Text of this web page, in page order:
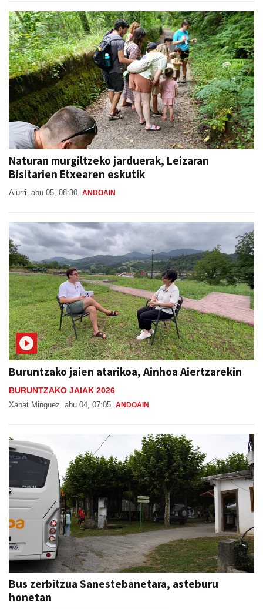
Naturan murgiltzeko jarduerak, Leizaran
Bisitarien Etxearen eskutik
Aiurri abu 05, 08:30 ANDOAIN
Buruntzako jaien atarikoa, Ainhoa Aiertzarekin
BURUNTZAKO JAIAK 2026
Xabat Minguez abu 04, 07:05 ANDOAIN
Bus zerbitzua Sanestebanetara, asteburu
honetan